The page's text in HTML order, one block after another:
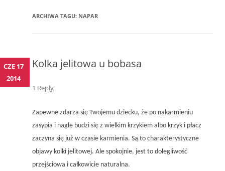
ARCHIWA TAGU: NAPAR
Kolka jelitowa u bobasa
1 Reply
Zapewne zdarza się Twojemu dziecku, że po nakarmieniu
zasypia i nagle budzi się z wielkim krzykiem albo krzyk i płacz
zaczyna się już w czasie karmienia. Są to charakterystyczne
objawy kolki jelitowej. Ale spokojnie, jest to dolegliwość
przejściowa i całkowicie naturalna.
CZE 17
2014